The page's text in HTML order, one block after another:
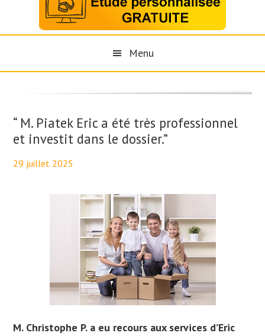
Menu
“ M. Piatek Eric a été très professionnel
et investit dans le dossier.”
29 juillet 2025
M. Christophe P. a eu recours aux services d’Eric